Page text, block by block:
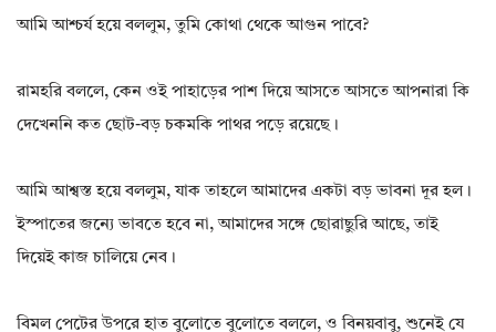
আমি আশ্চর্য হয়ে বললুম, তুমি কোথা থেকে আগুন পাবে?
রামহরি বললে, কেন ওই পাহাড়ের পাশ দিয়ে আসতে আসতে আপনারা কি
দেখেননি কত ছোট-বড় চকমকি পাথর পড়ে রয়েছে।
আমি আশ্বস্ত হয়ে বললুম, যাক তাহলে আমাদের একটা বড় ভাবনা দূর হল।
ইস্পাতের জন্যে ভাবতে হবে না, আমাদের সঙ্গে ছোরাছুরি আছে, তাই
দিয়েই কাজ চালিয়ে নেব।
বিমল পেটের উপরে হাত বুলোতে বুলোতে বললে, ও বিনয়বাবু, শুনেই যে